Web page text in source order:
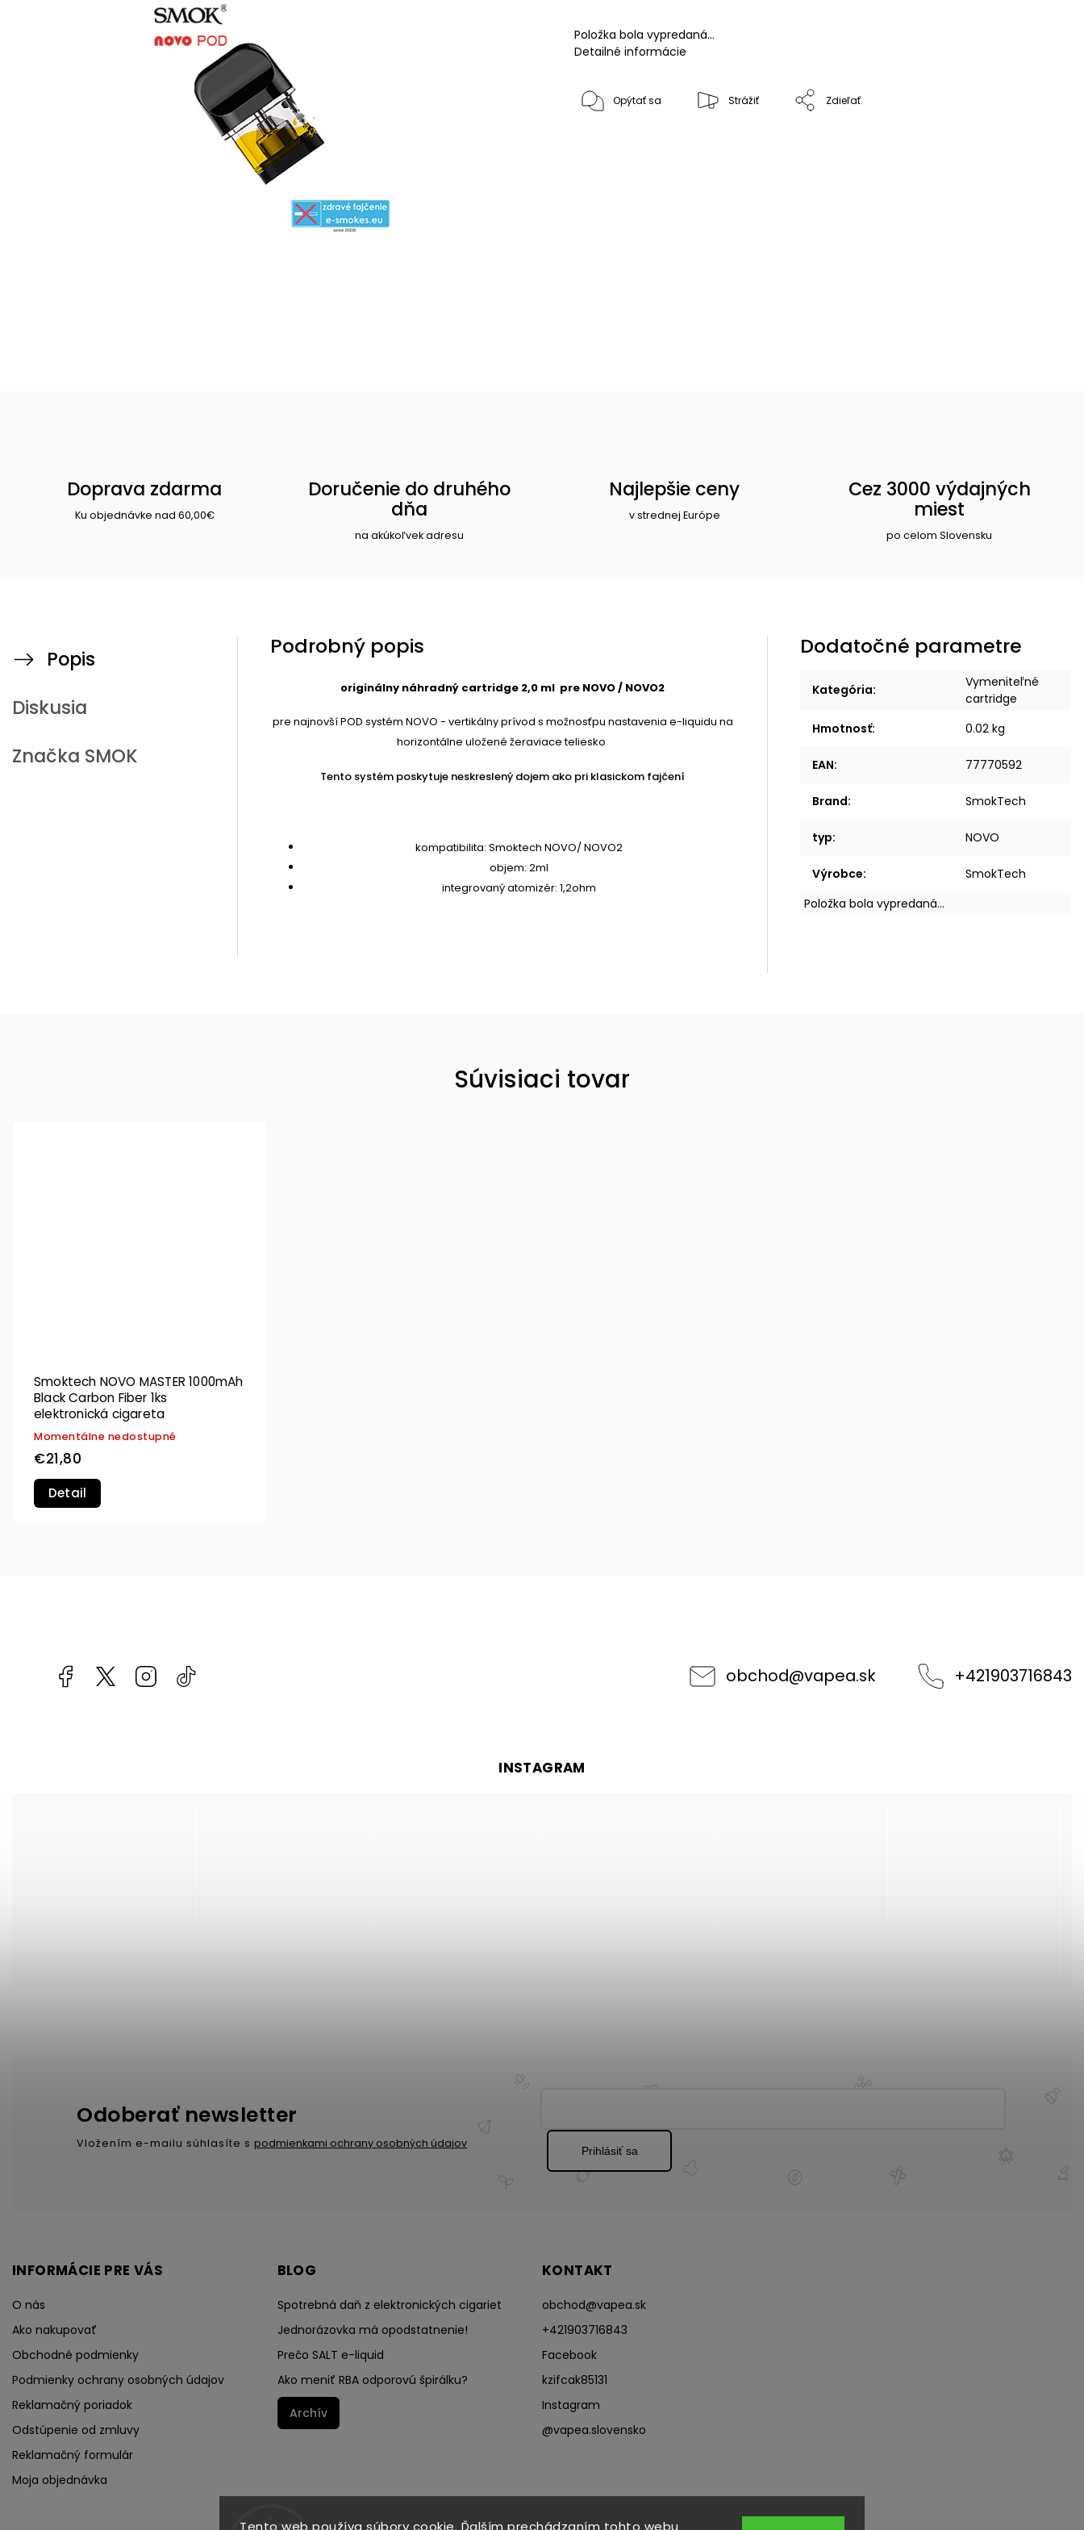
Tento web používa súbory cookie. Ďalším prechádzaním tohto webu
Položka bola vypredaná…
Detailné informácie
Opýtať sa Strážiť Zdieľať
Doprava zdarma
Ku objednávke nad 60,00€
Doručenie do druhého
dňa
na akúkoľvek adresu
Najlepšie ceny
v strednej Európe
Cez 3000 výdajných
miest
po celom Slovensku
Popis
Diskusia
Značka SMOK
Podrobný popis
originálny náhradný cartridge 2,0 ml pre NOVO / NOVO2
pre najnovší POD systém NOVO - vertikálny prívod s možnosťpu nastavenia e-liquidu na
horizontálne uložené žeraviace teliesko
Tento systém poskytuje neskreslený dojem ako pri klasickom fajčení
kompatibilita: Smoktech NOVO/ NOVO2
objem: 2ml
integrovaný atomizér: 1,2ohm
Dodatočné parametre
Kategória:
Vymeniteľné
cartridge
Hmotnosť: 0.02 kg
EAN: 77770592
Brand: SmokTech
typ: NOVO
Výrobce:
SmokTech
Položka bola vypredaná…
Súvisiaci tovar
Smoktech NOVO MASTER 1000mAh
Black Carbon Fiber 1ks
elektronická cigareta
Momentálne nedostupné
€21,80
Detail
Facebookkzifcak85131Instagram obchod@vapea.sk +421903716843
INFORMÁCIE PRE VÁS
O nás
Ako nakupovať
Obchodné podmienky
Podmienky ochrany osobných údajov
Reklamačný poriadok
Odstúpenie od zmluvy
Reklamačný formulár
Moja objednávka
BLOG
Spotrebná daň z elektronických cigariet
Jednorázovka má opodstatnenie!
Prečo SALT e-liquid
Ako meniť RBA odporovú špirálku?
Archív
KONTAKT
obchod@vapea.sk
+421903716843
Facebook
kzifcak85131
Instagram
@vapea.slovensko
INSTAGRAM
Odoberať newsletter
Vložením e-mailu súhlasíte s podmienkami ochrany osobných údajov
Prihlásiť sa